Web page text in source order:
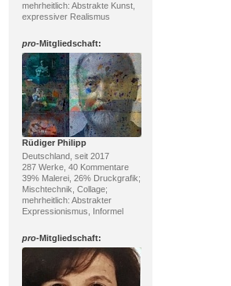
mehrheitlich: Abstrakte Kunst,
expressiver Realismus
pro-Mitgliedschaft:
Rüdiger Philipp
Deutschland, seit 2017
287 Werke, 40 Kommentare
39% Malerei, 26% Druckgrafik;
Mischtechnik, Collage;
mehrheitlich: Abstrakter
Expressionismus, Informel
pro-Mitgliedschaft: